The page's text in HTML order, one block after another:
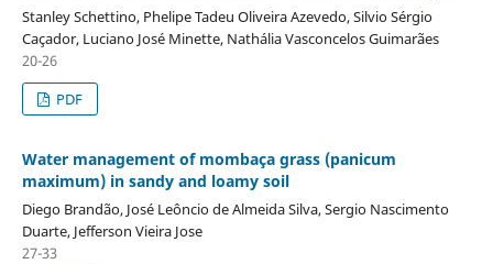
Stanley Schettino, Phelipe Tadeu Oliveira Azevedo, Silvio Sérgio
Caçador, Luciano José Minette, Nathália Vasconcelos Guimarães
20-26
PDF
Water management of mombaça grass (panicum
maximum) in sandy and loamy soil
Diego Brandão, José Leôncio de Almeida Silva, Sergio Nascimento
Duarte, Jefferson Vieira Jose
27-33